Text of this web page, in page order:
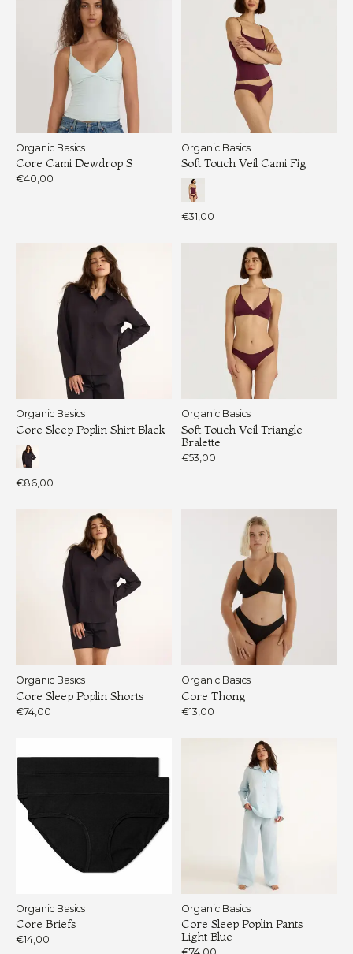
Organic Basics
Core Cami Dewdrop S
€40,00
Organic Basics
Soft Touch Veil Cami Fig
€31,00
Organic Basics
Core Sleep Poplin Shirt Black
€86,00
Organic Basics
Soft Touch Veil Triangle
Bralette
€53,00
Organic Basics
Core Sleep Poplin Shorts
€74,00
Organic Basics
Core Thong
€13,00
Organic Basics
Core Briefs
€14,00
Organic Basics
Core Sleep Poplin Pants
Light Blue